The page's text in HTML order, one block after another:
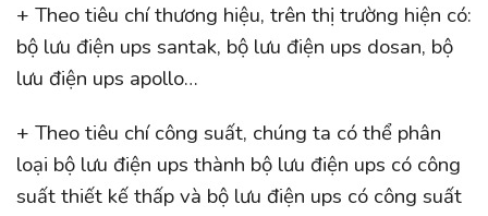
+ Theo tiêu chí thương hiệu, trên thị trường hiện có:
bộ lưu điện ups santak, bộ lưu điện ups dosan, bộ
lưu điện ups apollo…
+ Theo tiêu chí công suất, chúng ta có thể phân
loại bộ lưu điện ups thành bộ lưu điện ups có công
suất thiết kế thấp và bộ lưu điện ups có công suất